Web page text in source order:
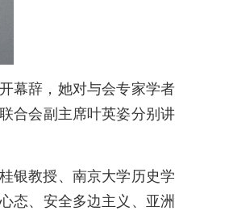
幕辞，她对与会专家学者
合会副主席叶英姿分别讲
银教授、南京大学历史学
态、安全多边主义、亚洲